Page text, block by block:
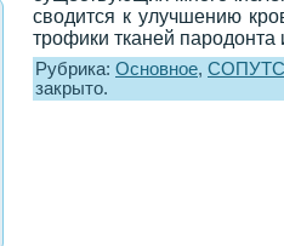
сводится к улучшению
трофики тканей
Рубрика: Основное,
закрыто.